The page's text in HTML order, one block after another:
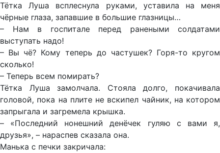
Тётка Луша всплеснула руками, уставила на меня
чёрные глаза, запавшие в большие глазницы…
– Нам в госпитале перед ранеными солдатами
выступать надо!
– Вы чё? Кому теперь до частушек? Горя-то кругом
сколько!
– Теперь всем помирать?
Тётка Луша замолчала. Стояла долго, покачивала
головой, пока на плите не вскипел чайник, на котором
запрыгала и загремела крышка.
– «Последний нонешний денёчек гуляю с вами я,
друзья», – нараспев сказала она.
Манька с печки закричала: